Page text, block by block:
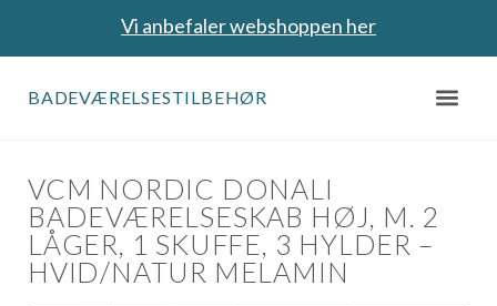
Vi anbefaler webshoppen her
BADEVÆRELSESTILBEHØR
VCM NORDIC DONALI
BADEVÆRELSESKAB HØJ, M. 2
LÅGER, 1 SKUFFE, 3 HYLDER –
HVID/NATUR MELAMIN